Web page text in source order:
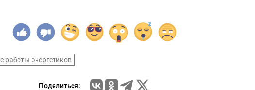
работы энергетиков
Поделиться: